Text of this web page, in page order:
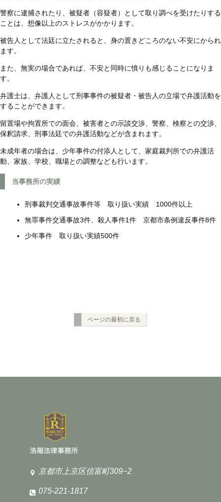
警察に逮捕されたり、被疑者（容疑者）として取り調べを受けたりする
ことは、想像以上のストレスがかかります。
被告人として法廷に立たされると、身の置きどころのない不安にかられ
ます。
また、無実の場合であれば、不安と同時に憤りも感じることになりま
す。
弁護士は、弁護人として刑事事件の被疑者・被告人の立場で弁護活動を
することができます。
留置場や拘置所での面会、被害者との示談交渉、警察、検察との交渉、
保釈請求、刑事法廷での弁護活動などが含まれます。
未成年者の場合は、少年事件の付添人として、家庭裁判所での弁護活
動、家族、学校、職場との調整なども行います。
当事務所の実績
刑事裁判交通事故事件等 取り扱い実績 1000件以上
無罪事件交通事故3件、殺人事件1件 京都市条例違反事件8件
少年事件 取り扱い実績500件
ページの最初に戻る
京都市上京区信富町309−2
075-221-1817